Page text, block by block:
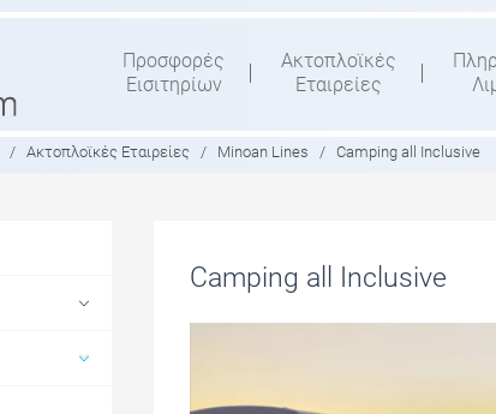
Προσφορές
Εισιτηρίων
Ακτοπλοϊκές
Εταιρείες
/ Ακτοπλοϊκές Εταιρείες / Minoan Lines / Camping all Inclusive
Camping all Inclusive